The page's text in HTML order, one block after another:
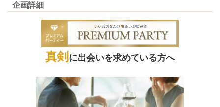
企画詳細
真剣 に出会いを求めている方へ